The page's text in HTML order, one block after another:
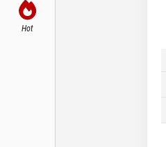
Hot